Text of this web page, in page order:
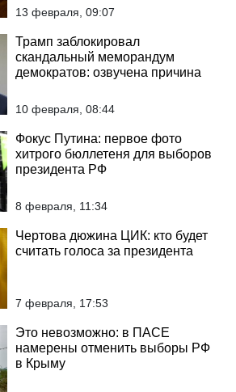
13 февраля, 09:07
Трамп заблокировал
скандальный меморандум
демократов: озвучена причина
10 февраля, 08:44
Фокус Путина: первое фото
хитрого бюллетеня для выборов
президента РФ
8 февраля, 11:34
Чертова дюжина ЦИК: кто будет
считать голоса за президента
7 февраля, 17:53
Это невозможно: в ПАСЕ
намерены отменить выборы РФ
в Крыму